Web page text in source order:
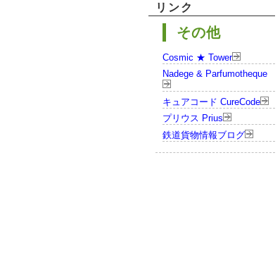
リンク
その他
Cosmic ★ Tower
Nadege & Parfumotheque
キュアコード CureCode
プリウス Prius
鉄道貨物情報ブログ